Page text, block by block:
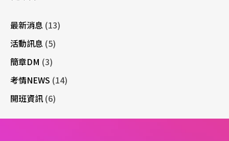
最新消息 (13)
活動訊息 (5)
簡章DM (3)
考情NEWS (14)
開班資訊(6)